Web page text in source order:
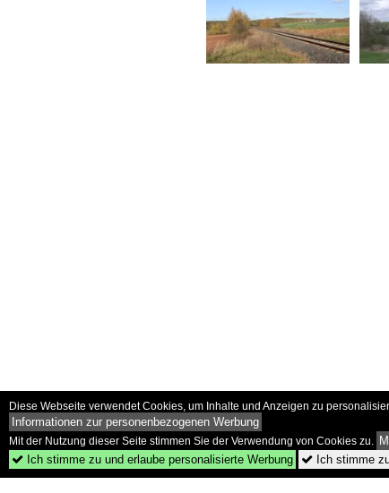
Diese Webseite verwendet Cookies, um Inhalte und Anzeigen zu
Informationen zur personenbezogenen Werbung
Mit der Nutzung dieser Seite stimmen Sie der Verwendung von Cookies zu.
 Ich stimme zu und erlaube personalisierte Werbung  Ich stimme